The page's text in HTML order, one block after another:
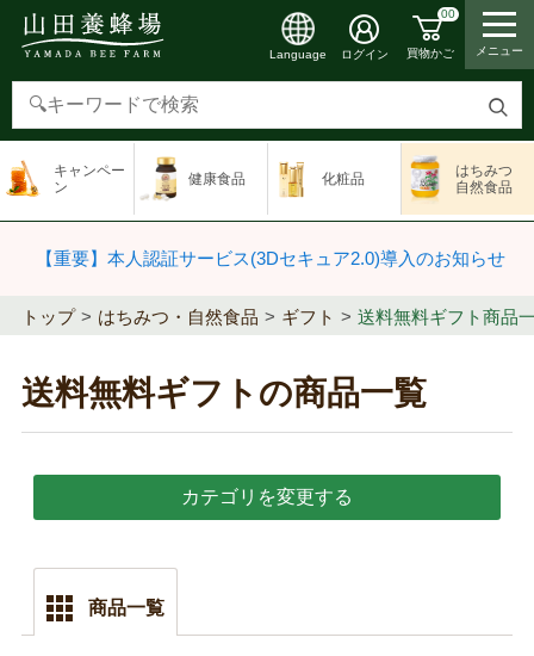
検
す
Language ログイン
00
買物かご メニュー
キャンペー
ン
健康食品 化粧品
はちみつ
自然食品
【重要】本人認証サービス(3Dセキュア2.0)導入のお知らせ
トップ はちみつ・自然食品 ギフト 送料無料ギフト商品
送料無料ギフトの商品一覧
カテゴリを変更する
商品一覧